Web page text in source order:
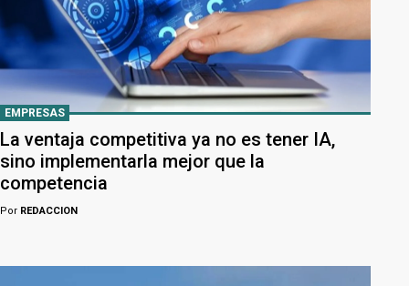
EMPRESAS
La ventaja competitiva ya no es tener IA,
sino implementarla mejor que la
competencia
Por REDACCION